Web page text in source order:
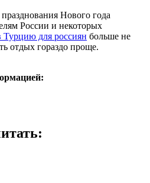
Нового года
России и некоторых
Турцию для россиян больше не
отдых гораздо проще.